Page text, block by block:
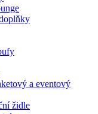
a eventový
židle